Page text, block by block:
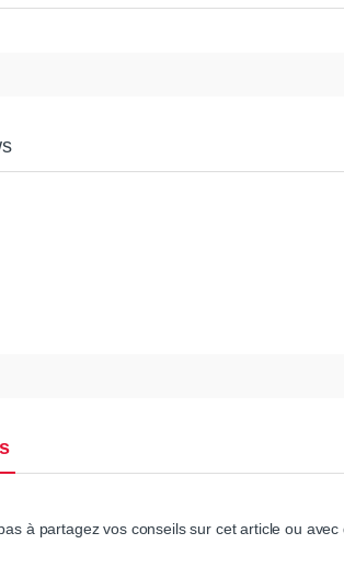
à partagez vos conseils sur cet article ou